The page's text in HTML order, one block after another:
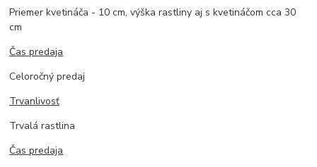
Priemer kvetináča - 10 cm, výška rastliny aj s kvetináčom cca 30
cm
Čas predaja
Celoročný predaj
Trvanlivosť
Trvalá rastlina
Čas predaja